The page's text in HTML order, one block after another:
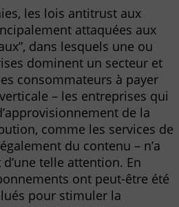
les lois antitrust aux
attaquées aux
dans lesquels une ou
dominent un secteur et
consommateurs à payer
– les entreprises qui
de la
comme les services de
du contenu – n’a
telle attention. En
ont peut-être été
pour stimuler la